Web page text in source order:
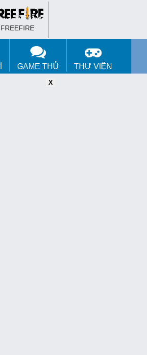
FREEFIRE
GAME THỦ THƯ VIỆN
X